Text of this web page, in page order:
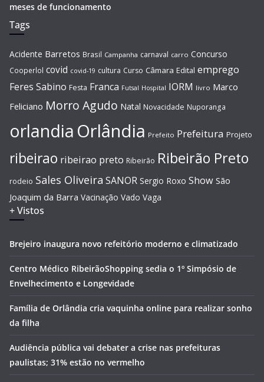
meses de funcionamento
Tags
Acidente Barretos Brasil Campanha carnaval carro Concurso
Cooperlol covid covid-19 cultura Curso Câmara Edital emprego
Feres Sabino Festa Franca Futsal Hospital IORM livro Marco
Feliciano Morro Agudo Natal Novacidade Nuporanga
orlandia Orlândia Prefeito Prefeitura Projeto
ribeirao ribeirao preto Ribeirão Ribeirão Preto
rodeio Sales Oliveira SANOR Sergio Roxo Show São
Joaquim da Barra Vacinação Vado Vaga
+ Vistos
Brejeiro inaugura novo refeitório moderno e climatizado
Centro Médico RibeirãoShopping sedia o 1º Simpósio de
Envelhecimento e Longevidade
Família de Orlândia cria vaquinha online para realizar sonho
da filha
Audiência pública vai debater a crise nas prefeituras
paulistas; 31% estão no vermelho